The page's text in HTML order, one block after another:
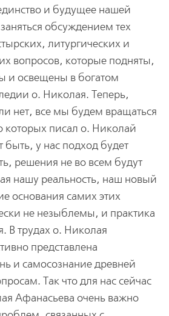
и будущее нашей
обсуждением тех
литургических и
вопросов, которые подняты,
и освещены в богатом
о. Николая. Теперь,
нет, все мы будем вращаться
которых писал о. Николай
у нас подход будет
решения не во всем будут
нашу реальность, наш новый
основания самих этих
не незыблемы, и практика
В трудах о. Николая
представлена
и самосознание древней
Так что для нас сейчас
Афанасьева очень важно